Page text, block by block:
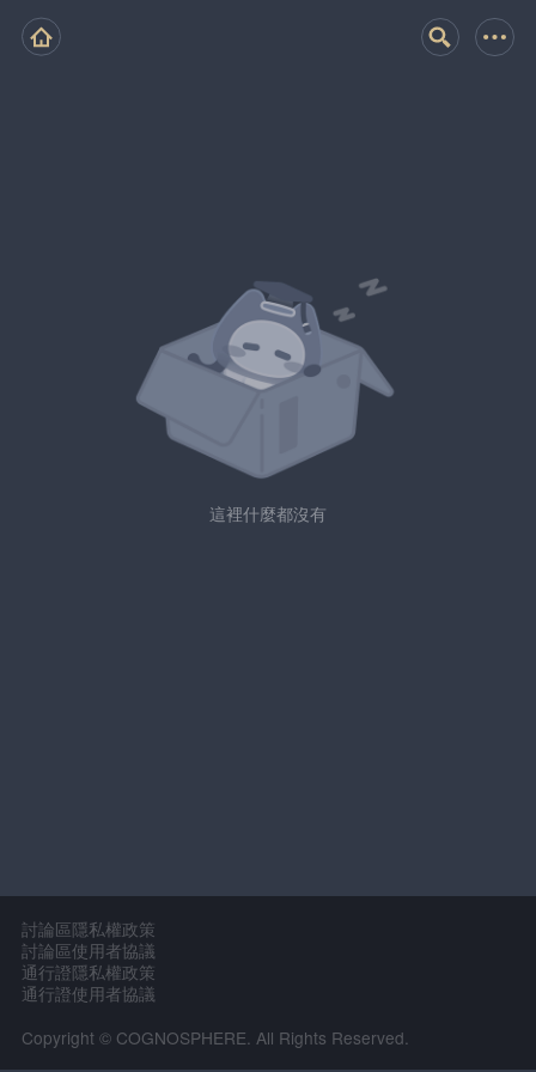
這裡什麼都沒有
討論區隱私權政策
討論區使用者協議
通行證隱私權政策
通行證使用者協議
Copyright © COGNOSPHERE. All Rights Reserved.